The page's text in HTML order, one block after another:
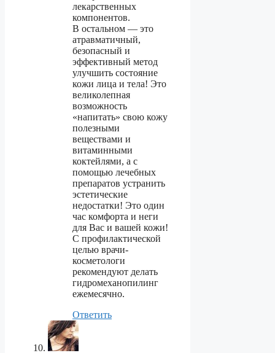
лекарственных
компонентов.
В остальном — это
атравматичный,
безопасный и
эффективный метод
улучшить состояние
кожи лица и тела! Это
великолепная
возможность
«напитать» свою кожу
полезными
веществами и
витаминными
коктейлями, а с
помощью лечебных
препаратов устранить
эстетические
недостатки! Это один
час комфорта и неги
для Вас и вашей кожи!
С профилактической
целью врачи-
косметологи
рекомендуют делать
гидромеханопилинг
ежемесячно.
Ответить